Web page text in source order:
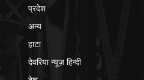
प्रदेश
अन्य
हाटा
देवरिया न्यूज़ हिन्दी